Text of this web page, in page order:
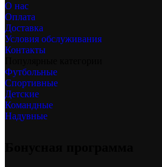
О нас
Оплата
Доставка
Условия обслуживания
Контакты
Футбольные
Спортивные
Детские
Командные
Надувные